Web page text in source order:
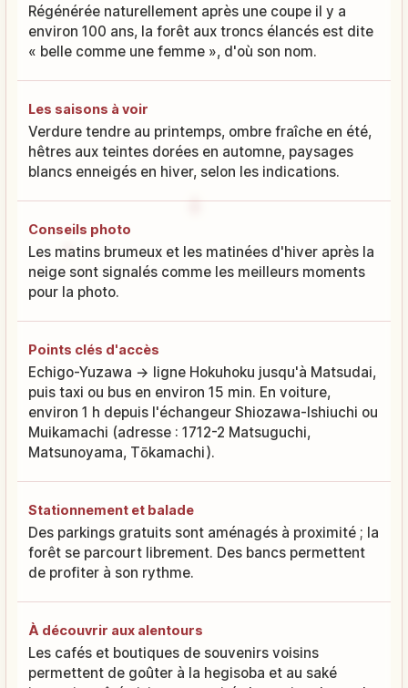
Régénérée naturellement après une coupe il y a
environ 100 ans, la forêt aux troncs élancés est dite
« belle comme une femme », d'où son nom.
Les saisons à voir
Verdure tendre au printemps, ombre fraîche en été,
hêtres aux teintes dorées en automne, paysages
blancs enneigés en hiver, selon les indications.
Conseils photo
Les matins brumeux et les matinées d'hiver après la
neige sont signalés comme les meilleurs moments
pour la photo.
Points clés d'accès
Echigo-Yuzawa → ligne Hokuhoku jusqu'à Matsudai,
puis taxi ou bus en environ 15 min. En voiture,
environ 1 h depuis l'échangeur Shiozawa-Ishiuchi ou
Muikamachi (adresse : 1712-2 Matsuguchi,
Matsunoyama, Tōkamachi).
Stationnement et balade
Des parkings gratuits sont aménagés à proximité ; la
forêt se parcourt librement. Des bancs permettent
de profiter à son rythme.
À découvrir aux alentours
Les cafés et boutiques de souvenirs voisins
permettent de goûter à la hegisoba et au saké